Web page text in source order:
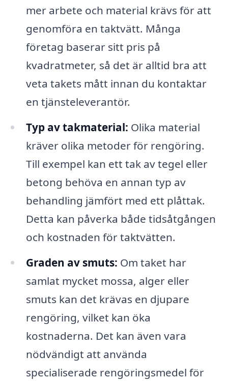
mer arbete och material krävs för att
genomföra en taktvätt. Många
företag baserar sitt pris på
kvadratmeter, så det är alltid bra att
veta takets mått innan du kontaktar
en tjänsteleverantör.
Typ av takmaterial: Olika material
kräver olika metoder för rengöring.
Till exempel kan ett tak av tegel eller
betong behöva en annan typ av
behandling jämfört med ett plåttak.
Detta kan påverka både tidsåtgången
och kostnaden för taktvätten.
Graden av smuts: Om taket har
samlat mycket mossa, alger eller
smuts kan det krävas en djupare
rengöring, vilket kan öka
kostnaderna. Det kan även vara
nödvändigt att använda
specialiserade rengöringsmedel för